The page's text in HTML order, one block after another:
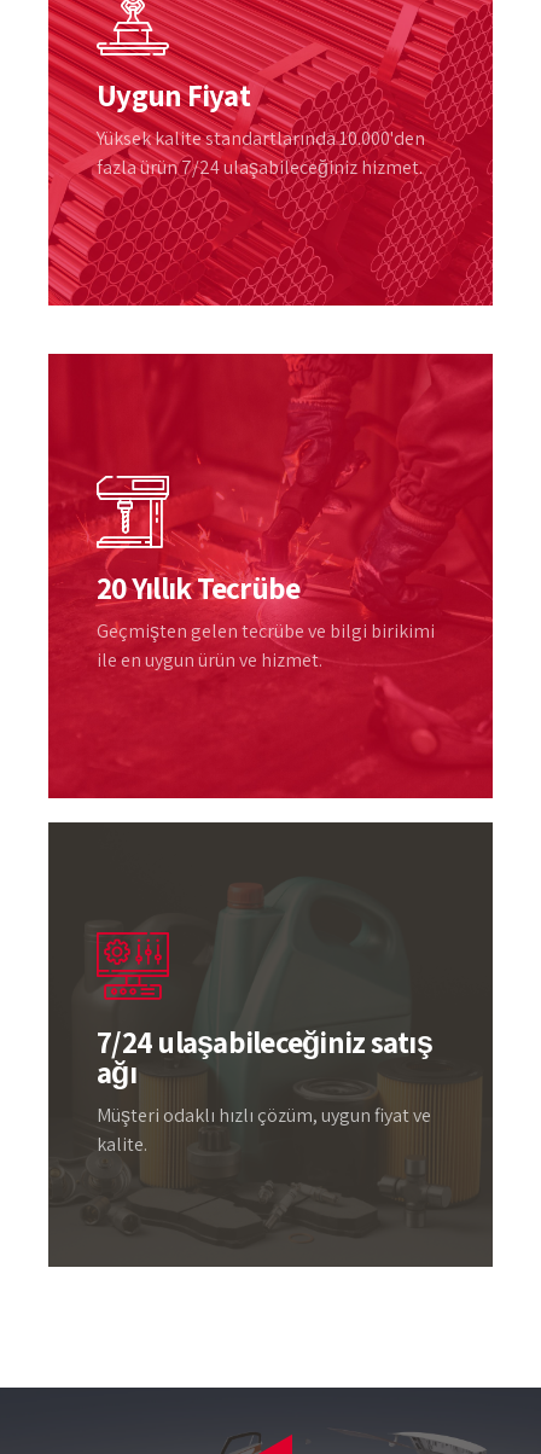
Uygun Fiyat
Yüksek kalite standartlarında 10.000'den
fazla ürün 7/24 ulaşabileceğiniz hizmet.
20 Yıllık Tecrübe
Geçmişten gelen tecrübe ve bilgi birikimi
ile en uygun ürün ve hizmet.
7/24 ulaşabileceğiniz satış
ağı
Müşteri odaklı hızlı çözüm, uygun fiyat ve
kalite.